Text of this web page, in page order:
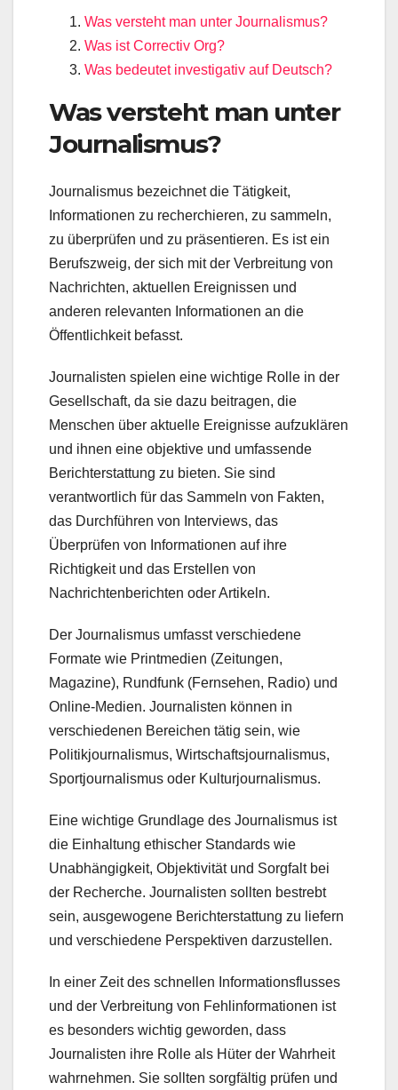
Was versteht man unter Journalismus?
Was ist Correctiv Org?
Was bedeutet investigativ auf Deutsch?
Was versteht man unter
Journalismus?
Journalismus bezeichnet die Tätigkeit,
Informationen zu recherchieren, zu sammeln,
zu überprüfen und zu präsentieren. Es ist ein
Berufszweig, der sich mit der Verbreitung von
Nachrichten, aktuellen Ereignissen und
anderen relevanten Informationen an die
Öffentlichkeit befasst.
Journalisten spielen eine wichtige Rolle in der
Gesellschaft, da sie dazu beitragen, die
Menschen über aktuelle Ereignisse aufzuklären
und ihnen eine objektive und umfassende
Berichterstattung zu bieten. Sie sind
verantwortlich für das Sammeln von Fakten,
das Durchführen von Interviews, das
Überprüfen von Informationen auf ihre
Richtigkeit und das Erstellen von
Nachrichtenberichten oder Artikeln.
Der Journalismus umfasst verschiedene
Formate wie Printmedien (Zeitungen,
Magazine), Rundfunk (Fernsehen, Radio) und
Online-Medien. Journalisten können in
verschiedenen Bereichen tätig sein, wie
Politikjournalismus, Wirtschaftsjournalismus,
Sportjournalismus oder Kulturjournalismus.
Eine wichtige Grundlage des Journalismus ist
die Einhaltung ethischer Standards wie
Unabhängigkeit, Objektivität und Sorgfalt bei
der Recherche. Journalisten sollten bestrebt
sein, ausgewogene Berichterstattung zu liefern
und verschiedene Perspektiven darzustellen.
In einer Zeit des schnellen Informationsflusses
und der Verbreitung von Fehlinformationen ist
es besonders wichtig geworden, dass
Journalisten ihre Rolle als Hüter der Wahrheit
wahrnehmen. Sie sollten sorgfältig prüfen und